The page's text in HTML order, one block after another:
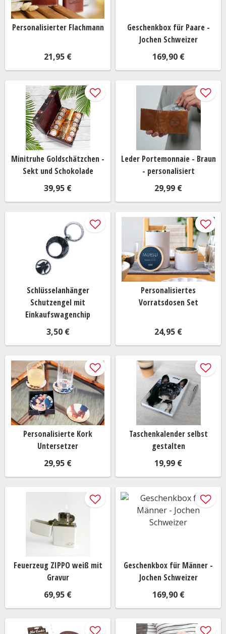
Personalisierter Flachmann
21,95 €
Geschenkbox für Paare -
Jochen Schweizer
169,90 €
Minitruhe Goldschätzchen -
Sekt und Schokolade
39,95 €
Leder Portemonnaie - Braun
- personalisiert
29,99 €
Schlüsselanhänger
Schutzengel mit
Einkaufswagenchip
3,50 €
Personalisiertes
Vorratsdosen Set
24,95 €
Personalisierte Kork
Untersetzer
29,95 €
Taschenkalender selbst
gestalten
19,99 €
Feuerzeug ZIPPO weiß mit
Gravur
69,95 €
Geschenkbox für Männer -
Jochen Schweizer
169,90 €